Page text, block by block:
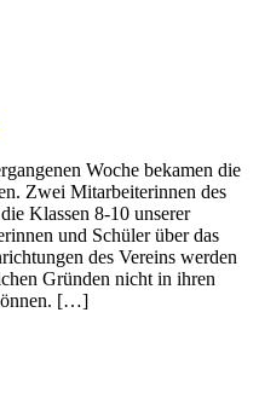
Woche bekamen die
Zwei Mitarbeiterinnen des
Klassen 8-10 unserer
und Schüler über das
des Vereins werden
Gründen nicht in ihren
[…]